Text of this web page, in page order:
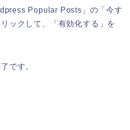
Popular Posts」の「今す
ックして、「有効化する」を
です。